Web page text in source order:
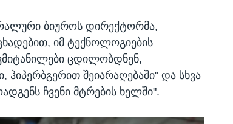
ბიუროს დირექტორმა,
იმ ტექნოლოგიების
ცდილობდნენ,
ჰიპერბგერით შეიარაღებაში" და სხვა
ჩვენი მტრების ხელში".